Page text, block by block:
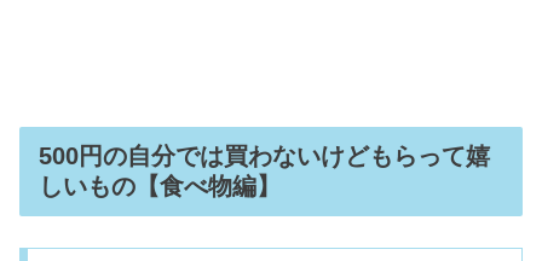
500円の自分では買わないけどもらって嬉
しいもの【食べ物編】